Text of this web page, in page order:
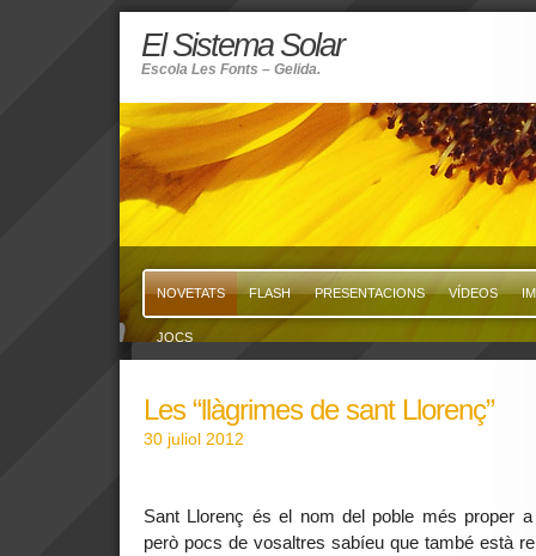
El Sistema Solar
Escola Les Fonts – Gelida.
NOVETATS FLASH PRESENTACIONS VÍDEOS
JOCS
Les “llàgrimes de sant Llorenç”
30 juliol 2012
Sant Llorenç és el nom del poble més proper a
però pocs de vosaltres sabíeu que també està